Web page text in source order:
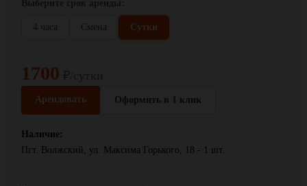
4 часа Смена Сутки
1700
Арендовать Оформить в 1 клик
Наличие:
Пгт. Волжский, ул. Максима Горького, 18 - 1 шт.